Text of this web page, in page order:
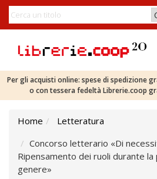
Per gli acquisti online: spese di spedizione
o con tessera fedeltà Librerie.coop
Home
Letteratura
Concorso letterario «Di
Ripensamento dei ruoli durante
genere»